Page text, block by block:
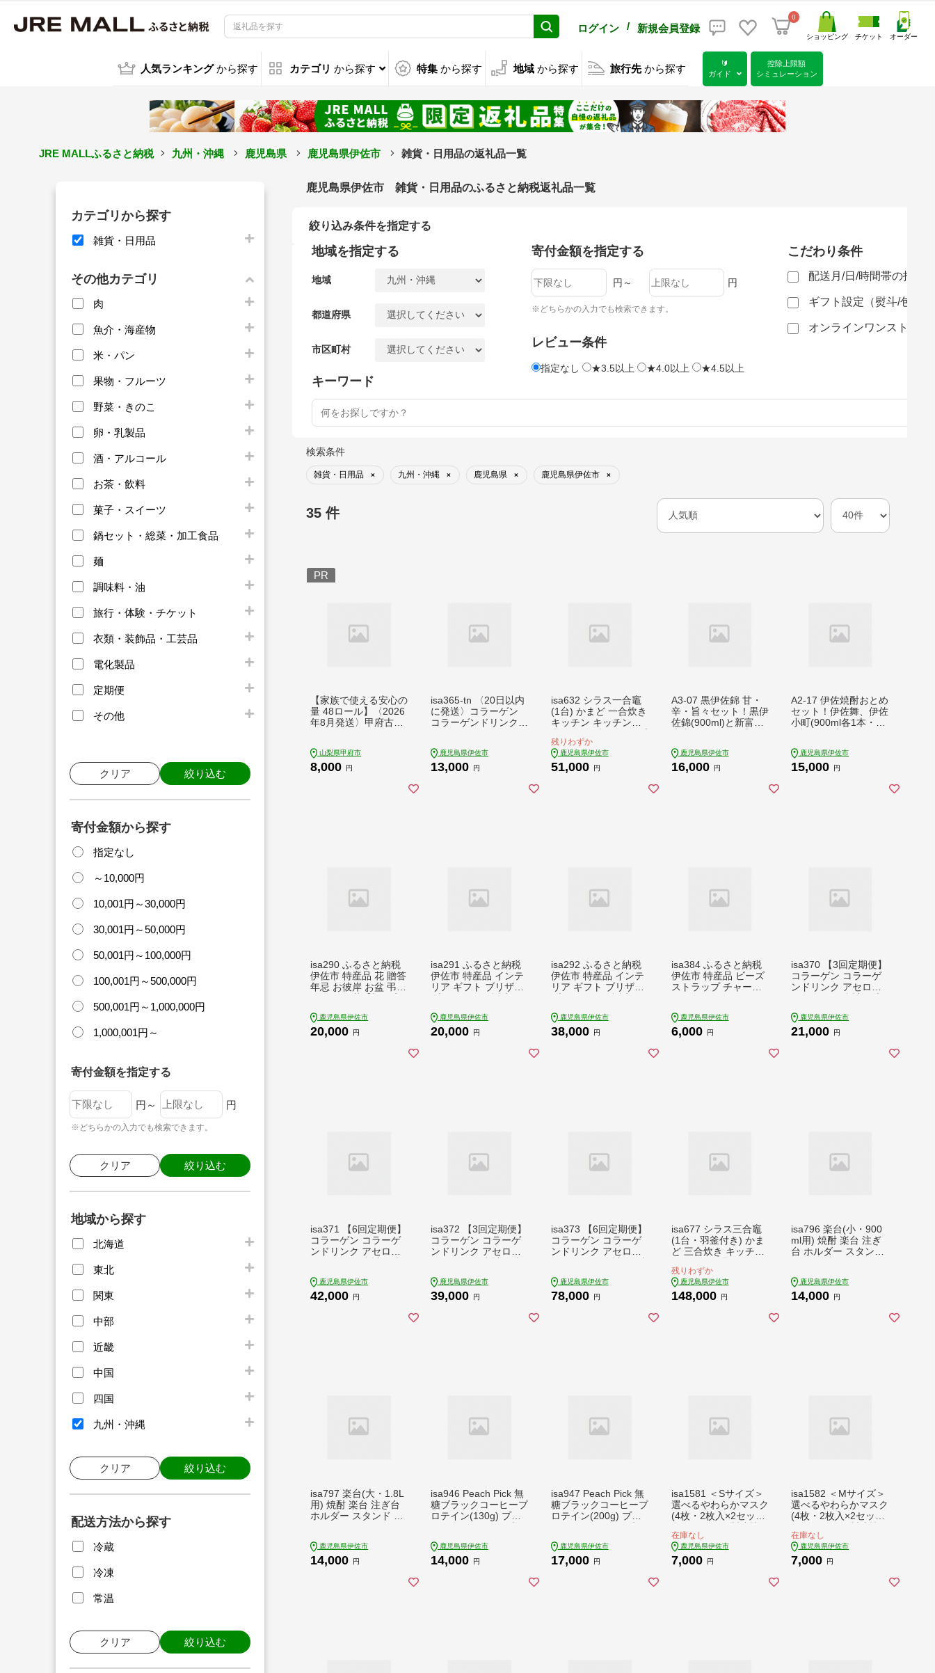
ログイン / 新規会員登録
0
ショッピング チケット オーダー
人気ランキング から探す カテゴリ から探す 特集 から探す 地域 から探す 旅行先 から探す
🔰
ガイド
控除上限額
シミュレーション
JRE MALLふるさと納税 九州・沖縄 鹿児島県 鹿児島県伊佐市 雑貨・日用品の返礼品一覧
カテゴリから探す
雑貨・日用品
その他カテゴリ
肉
魚介・海産物
米・パン
果物・フルーツ
野菜・きのこ
卵・乳製品
酒・アルコール
お茶・飲料
菓子・スイーツ
鍋セット・総菜・加工食品
麺
調味料・油
旅行・体験・チケット
衣類・装飾品・工芸品
電化製品
定期便
その他
クリア 絞り込む
寄付金額から探す
指定なし
～10,000円
10,001円～30,000円
30,001円～50,000円
50,001円～100,000円
100,001円～500,000円
500,001円～1,000,000円
1,000,001円～
寄付金額を指定する
円～ 円
※どちらかの入力でも検索できます。
クリア 絞り込む
地域から探す
北海道
東北
関東
中部
近畿
中国
四国
九州・沖縄
クリア 絞り込む
配送方法から探す
冷蔵
冷凍
常温
クリア 絞り込む
鹿児島県伊佐市 雑貨・日用品のふるさと納税返礼品一覧
絞り込み条件を指定する
地域を指定する
地域
都道府県
市区町村
寄付金額を指定する
円～ 円
※どちらかの入力でも検索できます。
レビュー条件
指定なし ★3.5以上 ★4.0以上 ★4.5以上
こだわり条件
配送月/日/時間帯の指定
ギフト設定（熨斗/包装
オンラインワンストップ
キーワード
検索条件
雑貨・日用品 × 九州・沖縄 × 鹿児島県 × 鹿児島県伊佐市 ×
35 件
【家族で使える安心の
量 48ロール】〈2026
年8月発送〉甲府古紙
料）山梨県甲府市
8,000 円
isa365-tn 〈20日以内
に発送〉コラーゲン
コラーゲンドリンク
ミン シトルリン コエ
ンザイムQ10 ヒアル
鹿児島県伊佐市
13,000 円
isa632 シラス一合竈
(1台) かまど 一合炊き
キッチン キッチン用
アウトドア 一人暮ら
し 災害時 【ITARU-B
ASE】
残りわずか
鹿児島県伊佐市
51,000 円
A3-07 黒伊佐錦 甘・
辛・旨々セット！黒伊
佐錦(900ml)と新富大
レーション！オリジナ
ル焼酎グラスもセット
鹿児島県伊佐市
16,000 円
A2-17 伊佐焼酎おとめ
セット！伊佐舞、伊佐
小町(900ml各1本・計
ふるさと納税 伊佐市
特産品 鹿児島 本格芋
鹿児島県伊佐市
15,000 円
isa290 ふるさと納税
伊佐市 特産品 花 贈答
年忌 お彼岸 お盆 弔事
鹿児島県伊佐市
20,000 円
isa291 ふるさと納税
伊佐市 特産品 インテ
リア ギフト ブリザー
日 お祝い 退職祝い お
見舞い 還暦祝い ギフ
鹿児島県伊佐市
20,000 円
isa292 ふるさと納税
伊佐市 特産品 インテ
リア ギフト ブリザー
日 お祝い 退職祝い お
見舞い 還暦祝い ギフ
鹿児島県伊佐市
38,000 円
isa384 ふるさと納税
伊佐市 特産品 ビーズ
ストラップ チャーム
り【いさ工房】
鹿児島県伊佐市
6,000 円
isa370 【3回定期便】
コラーゲン コラーゲ
ンドリンク アセロラ
送) グルコサミン シト
ルリン コエンザイム
鹿児島県伊佐市
21,000 円
isa371 【6回定期便】
コラーゲン コラーゲ
ンドリンク アセロラ
送) グルコサミン シト
ルリン コエンザイム
鹿児島県伊佐市
42,000 円
isa372 【3回定期便】
コラーゲン コラーゲ
ンドリンク アセロラ
送) グルコサミン シト
ルリン コエンザイム
鹿児島県伊佐市
39,000 円
isa373 【6回定期便】
コラーゲン コラーゲ
ンドリンク アセロラ
送) グルコサミン シト
ルリン コエンザイム
鹿児島県伊佐市
78,000 円
isa677 シラス三合竈
(1台・羽釜付き) かま
ど 三合炊き キッチン
米 キャンプ アウトド
ア 災害時 【ITARU-B
ASE】
残りわずか
鹿児島県伊佐市
148,000 円
isa796 楽台(小・900
ml用) 焼酎 楽台 注ぎ
台 ホルダー スタンド
酌 家飲み 900ml 伊佐
ひのき使用 木製 専用
鹿児島県伊佐市
14,000 円
isa797 楽台(大・1.8L
用) 焼酎 楽台 注ぎ台
ホルダー スタンド ボ
家飲み 1.8L 伊佐ひの
き使用 木製 専用箱入
鹿児島県伊佐市
14,000 円
isa946 Peach Pick 無
糖ブラックコーヒープ
ロテイン(130g) プロ
置き換え 間食 低糖質
低脂質 たんぱく質 コ
鹿児島県伊佐市
14,000 円
isa947 Peach Pick 無
糖ブラックコーヒープ
ロテイン(200g) プロ
置き換え 間食 低糖質
低脂質 たんぱく質 コ
鹿児島県伊佐市
17,000 円
isa1581 ＜Sサイズ＞
選べるやわらかマスク
(4枚・2枚入×2セット)
を活かした縫い目の無
い立体構造でぴったり
フィットするホワイト
在庫なし
鹿児島県伊佐市
7,000 円
isa1582 ＜Mサイズ＞
選べるやわらかマスク
(4枚・2枚入×2セット)
を活かした縫い目の無
い立体構造でぴったり
フィットするホワイト
在庫なし
鹿児島県伊佐市
7,000 円